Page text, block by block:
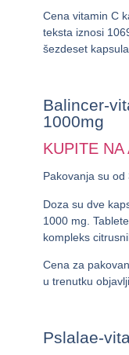
Cena vitamin C
teksta iznosi
šezdeset kapsula.
Balincer-
1000mg
KUPITE NA
Pakovanja su
Doza su dve
1000 mg.
kompleks
Cena za
u trenutku
Pslalae-